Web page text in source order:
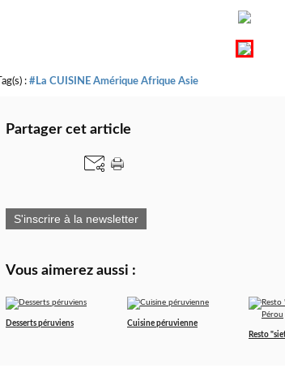
Tag(s) : #La CUISINE Amérique Afrique Asie
Partager cet article
S'inscrire à la newsletter
Vous aimerez aussi :
Desserts péruviens
Cuisine péruvienne
Resto